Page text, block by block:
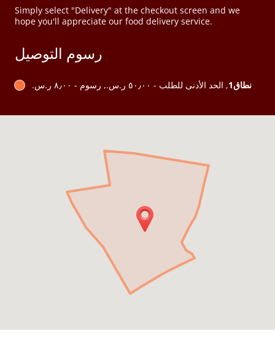
Simply select "Delivery" at the checkout screen and we
hope you'll appreciate our food delivery service.
رسوم التوصيل
نطاق1 , الحد الأدنى للطلب - ‏٥٠٫٠٠ ر.س.‏, رسوم - ‏٨٫٠٠ ر.س.‏